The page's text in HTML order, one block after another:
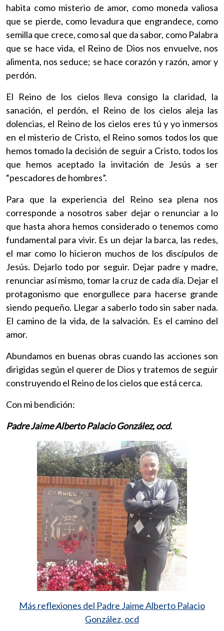
habita como misterio de amor, como moneda valiosa
que se pierde, como levadura que engrandece, como
semilla que crece, como sal que da sabor, como Palabra
que se hace vida, el Reino de Dios nos envuelve, nos
alimenta, nos seduce; se hace corazón y razón, amor y
perdón.
El Reino de los cielos lleva consigo la claridad, la
sanación, el perdón, el Reino de los cielos aleja las
dolencias, el Reino de los cielos eres tú y yo inmersos
en el misterio de Cristo, el Reino somos todos los que
hemos tomado la decisión de seguir a Cristo, todos los
que hemos aceptado la invitación de Jesús a ser
“pescadores de hombres”.
Para que la experiencia del Reino sea plena nos
corresponde a nosotros saber dejar o renunciar a lo
que hasta ahora hemos considerado o tenemos como
fundamental para vivir. Es un dejar la barca, las redes,
el mar como lo hicieron muchos de los discípulos de
Jesús. Dejarlo todo por seguir. Dejar padre y madre,
renunciar así mismo, tomar la cruz de cada día. Dejar el
protagonismo que enorgullece para hacerse grande
siendo pequeño. Llegar a saberlo todo sin saber nada.
El camino de la vida, de la salvación. Es el camino del
amor.
Abundamos en buenas obras cuando las acciones son
dirigidas según el querer de Dios y tratemos de seguir
construyendo el Reino de los cielos que está cerca.
Con mi bendición:
Padre Jaime Alberto Palacio González, ocd.
Más reflexiones del Padre Jaime Alberto Palacio
González, ocd